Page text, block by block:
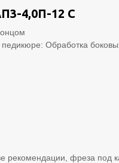
4,0П-12 С
Обработка
рекомендации, фреза под